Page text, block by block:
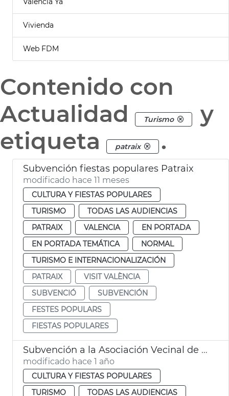
Vivienda
Web FDM
Contenido con
Actualidad
Turismo
y
etiqueta
patraix .
Subvención fiestas populares Patraix
modificado hace 11 meses
CULTURA Y FIESTAS POPULARES
TURISMO
TODAS LAS AUDIENCIAS
PATRAIX
VALENCIA
EN PORTADA
EN PORTADA TEMÁTICA
NORMAL
TURISMO E INTERNACIONALIZACIÓN
PATRAIX
VISIT VALÈNCIA
SUBVENCIÓ
SUBVENCIÓN
FESTES POPULARS
FIESTAS POPULARES
Subvención a la Asociación Vecinal de Patraix
modificado hace 1 año
CULTURA Y FIESTAS POPULARES
TURISMO
TODAS LAS AUDIENCIAS